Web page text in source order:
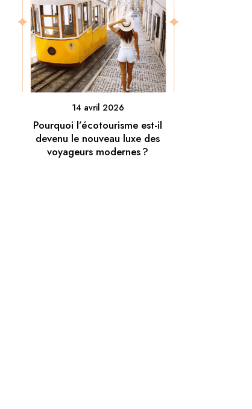
14 avril 2026
Pourquoi l’écotourisme est-il
devenu le nouveau luxe des
voyageurs modernes ?